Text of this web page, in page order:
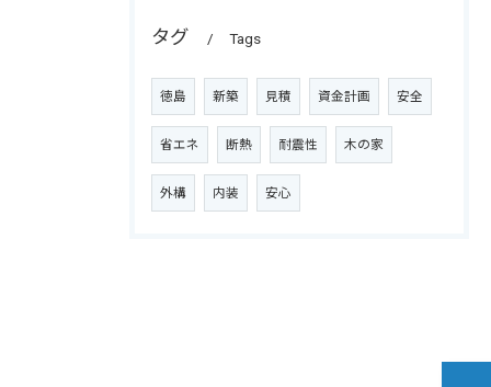
タグ Tags
徳島 新築 見積 資金計画 安全
省エネ 断熱 耐震性 木の家
外構 内装 安心